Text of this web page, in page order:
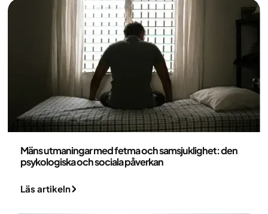
Mäns utmaningar med fetma och samsjuklighet: den
psykologiska och sociala påverkan
Läs artikeln